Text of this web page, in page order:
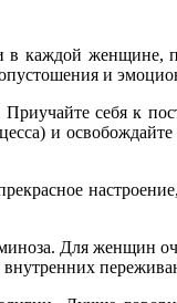
каждой женщине,
опустошения и
себя к
и
Для женщин